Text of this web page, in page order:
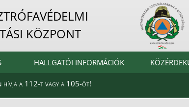
KÖZPONT
HALLGATÓI INFORMÁCIÓK
hívja a 112-t vagy a 105-öt!